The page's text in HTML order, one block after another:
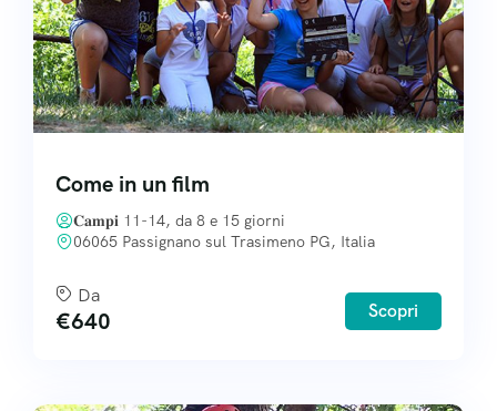
Come in un film
𝐂𝐚𝐦𝐩𝐢 11-14, da 8 e 15 giorni
06065 Passignano sul Trasimeno PG, Italia
Da
€640 Scopri